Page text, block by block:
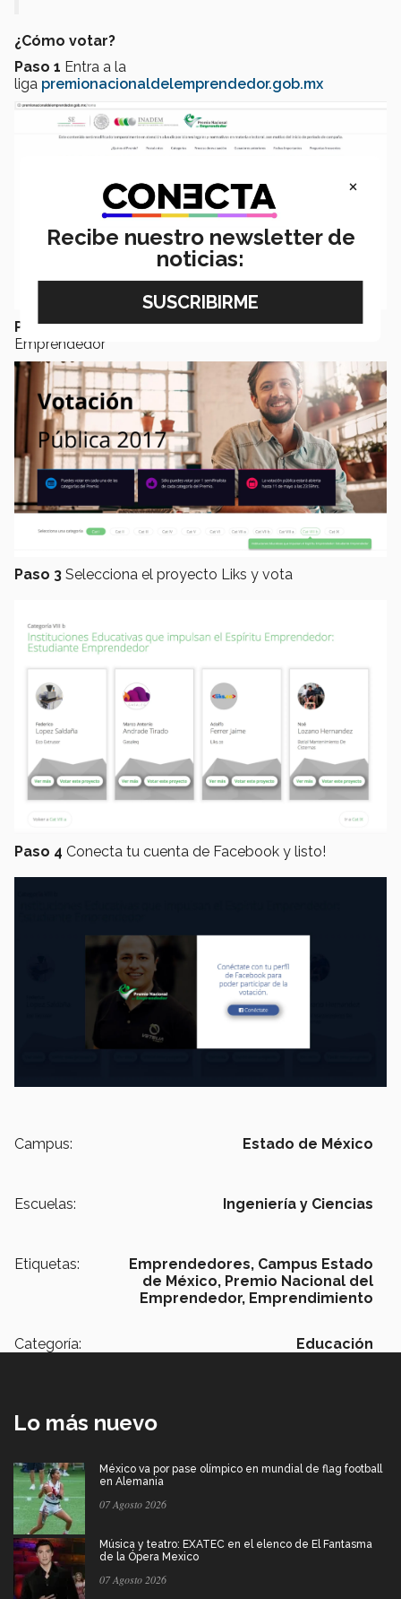
¿Cómo votar?
Paso 1 Entra a la
liga premionacionaldelemprendedor.gob.mx
Paso 2Selecciona la categoría VIII b Estudiante
Emprendedor
Paso 3 Selecciona el proyecto Liks y vota
Paso 4 Conecta tu cuenta de Facebook y listo!
Campus: Estado de México
Escuelas: Ingeniería y Ciencias
Etiquetas: Emprendedores, Campus Estado
de México, Premio Nacional del
Emprendedor, Emprendimiento
Categoría: Educación
Lo más nuevo
México va por pase olímpico en mundial de flag football
en Alemania
07 Agosto 2026
Música y teatro: EXATEC en el elenco de El Fantasma
de la Ópera Mexico
07 Agosto 2026
×
Recibe nuestro newsletter de
noticias: